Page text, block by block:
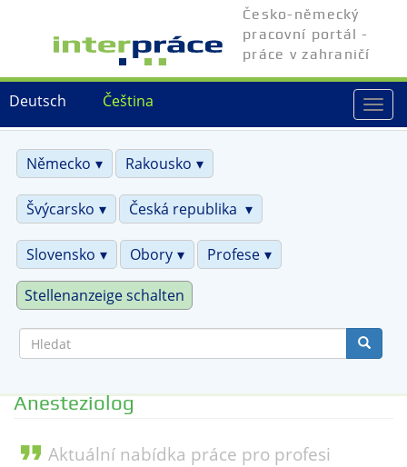
hlavnímu
Čeština
Deutsch
Česko-německý
pracovní portál -
práce v zahraničí
Německo
Rakousko
Švýcarsko Česká republika
Slovensko Obory Profese
Stellenanzeige schalten
Anesteziolog
format_quote Aktuální nabídka práce pro profesi